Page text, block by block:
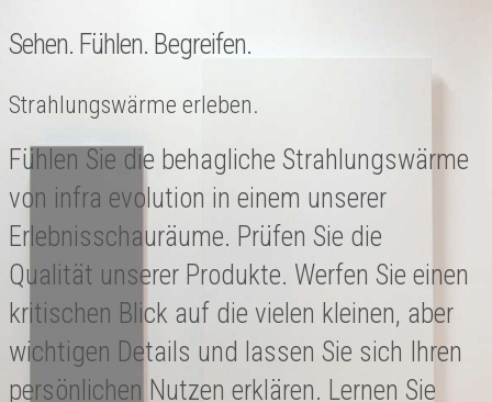
Sehen. Fühlen. Begreifen.
Strahlungswärme erleben.
Fühlen Sie die behagliche Strahlungswärme
von infra evolution in einem unserer
Erlebnisschauräume. Prüfen Sie die
Qualität unserer Produkte. Werfen Sie einen
kritischen Blick auf die vielen kleinen, aber
wichtigen Details und lassen Sie sich Ihren
persönlichen Nutzen erklären. Lernen Sie